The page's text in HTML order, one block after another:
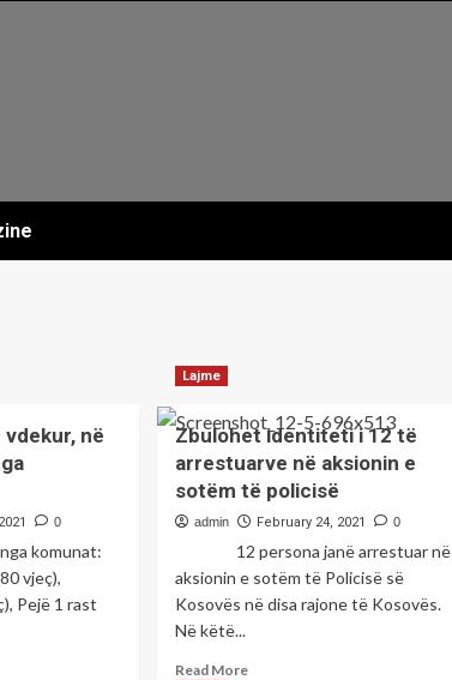
në
0
komunat:
vjeç),
Pejë 1 rast
Lajme
Zbulohet identiteti i 12 të
arrestuarve në aksionin e
sotëm të policisë
admin February 24, 2021 0
12 persona janë arrestuar në
aksionin e sotëm të Policisë së
Kosovës në disa rajone të Kosovës.
Në këtë...
Read MoreRead